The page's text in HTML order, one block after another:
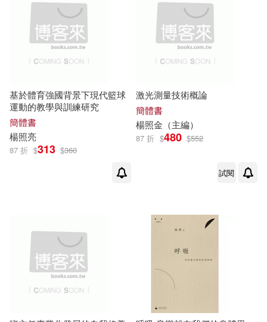
基於體育強國背景下現代籃球
運動的教學與訓練研究
簡體書
楊照亮
87 折 $313 $360
激光測量技術概論
簡體書
楊照金（主編）
87 折 $480 $552
試閱